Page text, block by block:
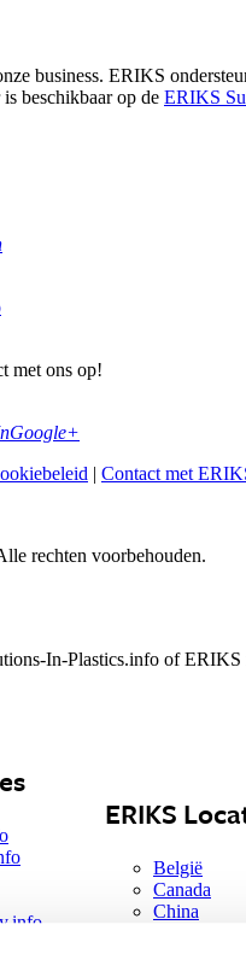
business. ERIKS
beschikbaar op de ERIKS
met ons op!
Google+
| Contact met
rechten voorbehouden.
In-Plastics.info of ERIKS
ERIKS
België
Canada
China